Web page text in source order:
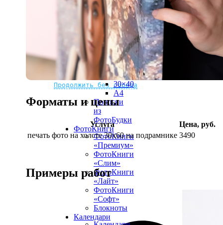
Не нашли Ваш город?
Мы доставляем по всему миру
Продолжить без города
рамке
10х10
10×15
13×18
15×15
15×20
20×20
20×30
30×30
30×40
A4
Полоски
из
ФотоБудки
ФотоКниги
ФотоКниги
«Премиум»
ФотоКниги
«Слим»
ФотоКниги
«Лайт»
ФотоКниги
«Софт»
Блокноты
Календари
Форматы и цены
Услуга
Цена, руб.
печать фото на холсте 30х60 на подрамнике 3490
Примеры работ